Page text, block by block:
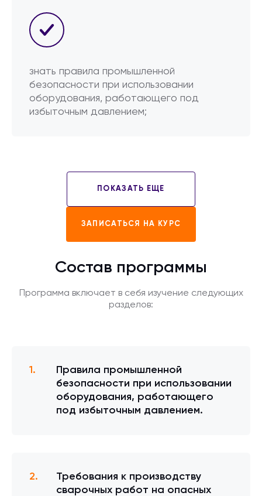
знать правила промышленной
безопасности при использовании
оборудования, работающего под
избыточным давлением;
ПОКАЗАТЬ ЕЩЕ
ЗАПИСАТЬСЯ НА КУРС
Состав программы
Программа включает в себя изучение следующих
разделов:
Правила промышленной
безопасности при использовании
оборудования, работающего
под избыточным давлением.
Требования к производству
сварочных работ на опасных